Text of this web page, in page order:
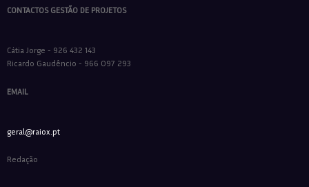
CONTACTOS GESTÃO DE PROJETOS
Cátia Jorge - 926 432 143
Ricardo Gaudêncio - 966 097 293
EMAIL
geral@raiox.pt
Redação